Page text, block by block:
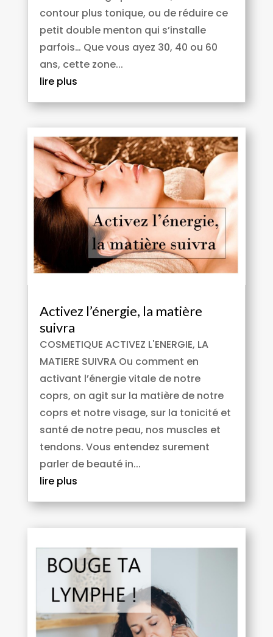
contour plus tonique, ou de réduire ce
petit double menton qui s’installe
parfois… Que vous ayez 30, 40 ou 60
ans, cette zone...
lire plus
Activez l’énergie, la matière
suivra
COSMETIQUE ACTIVEZ L'ENERGIE, LA
MATIERE SUIVRA Ou comment en
activant l’énergie vitale de notre
coprs, on agit sur la matière de notre
coprs et notre visage, sur la tonicité et
santé de notre peau, nos muscles et
tendons. Vous entendez surement
parler de beauté in...
lire plus